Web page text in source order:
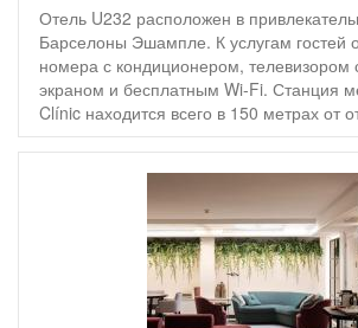
Отель U232 расположен в
Барселоны Эшампле. К услугам гостей
номера с кондиционером, телевизором
экраном и бесплатным Wi-Fi. Станция
Clínic находится всего в 150 метрах от